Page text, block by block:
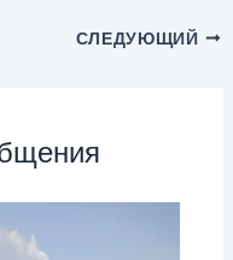
СЛЕДУЮЩИЙ